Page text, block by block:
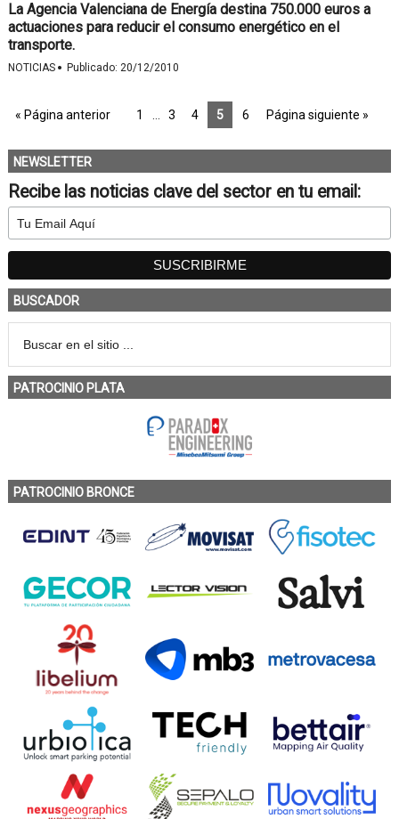
La Agencia Valenciana de Energía destina 750.000 euros a
actuaciones para reducir el consumo energético en el
transporte.
NOTICIAS · Publicado: 20/12/2010
« Página anterior 1 3 4 5 6 Página siguiente »
NEWSLETTER
Recibe las noticias clave del sector en tu email:
BUSCADOR
PATROCINIO PLATA
PATROCINIO BRONCE